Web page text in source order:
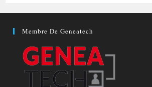
Membre De Geneatech